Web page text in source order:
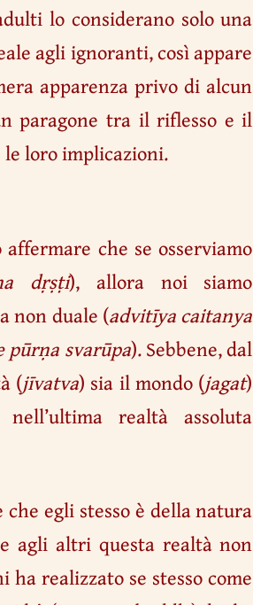
lo considerano solo una
agli ignoranti, così appare
apparenza privo di alcun
paragone tra il riflesso e il
loro implicazioni.
che se osserviamo
dṛṣṭi), allora noi siamo
non duale (advitīya caitanya
pūrṇa svarūpa). Sebbene, dal
(jīvatva) sia il mondo (jagat)
realtà assoluta
egli stesso è della natura
agli altri questa realtà non
ha realizzato se stesso come